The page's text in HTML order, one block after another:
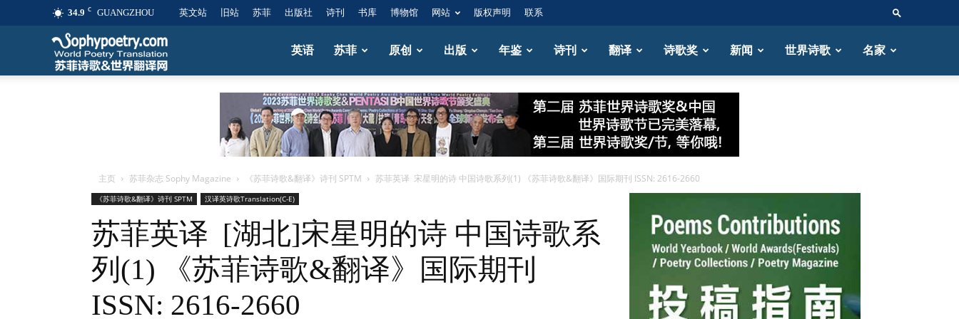
34.9 C GUANGZHOU 英文站 旧站 苏菲 出版社 诗刊 书库 博物馆 网站 版权声明 联系
歌
&
世
英语 苏菲 原创 出版 年鉴 诗刊 翻译 诗歌奖 新闻 世界诗歌 名家
主页 苏菲杂志 Sophy Magazine 《苏菲诗歌&翻译》诗刊 SPTM 苏菲英译 宋星明的诗 中国诗歌系列(1) 《苏菲诗歌&翻译》国际期刊 ISSN: 2616-2660
《苏菲诗歌&翻译》诗刊 SPTM 汉译英诗歌Translation(C-E)
苏菲英译 [湖北]宋星明的诗 中国诗歌系
列(1) 《苏菲诗歌&翻译》国际期刊
ISSN: 2616-2660